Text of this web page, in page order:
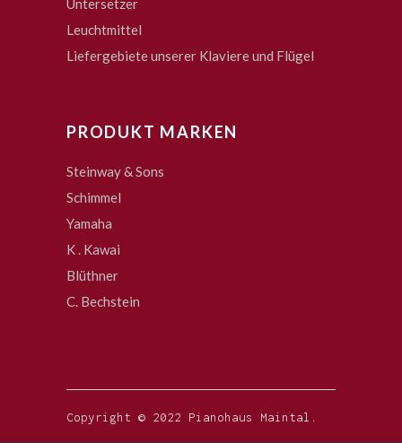
Untersetzer
Leuchtmittel
Liefergebiete unserer Klaviere und Flügel
PRODUKT MARKEN
Steinway & Sons
Schimmel
Yamaha
K . Kawai
Blüthner
C. Bechstein
Copyright © 2022 Pianohaus Maintal.